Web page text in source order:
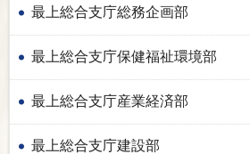
最上総合支庁総務企画部
最上総合支庁保健福祉環境部
最上総合支庁産業経済部
最上総合支庁建設部